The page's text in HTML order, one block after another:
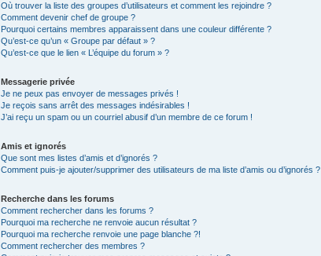
Où trouver la liste des groupes d’utilisateurs et comment les rejoindre ?
Comment devenir chef de groupe ?
Pourquoi certains membres apparaissent dans une couleur différente ?
Qu’est-ce qu’un « Groupe par défaut » ?
Qu’est-ce que le lien « L’équipe du forum » ?
Messagerie privée
Je ne peux pas envoyer de messages privés !
Je reçois sans arrêt des messages indésirables !
J’ai reçu un spam ou un courriel abusif d’un membre de ce forum !
Amis et ignorés
Que sont mes listes d’amis et d’ignorés ?
Comment puis-je ajouter/supprimer des utilisateurs de ma liste d’amis ou d’ignorés ?
Recherche dans les forums
Comment rechercher dans les forums ?
Pourquoi ma recherche ne renvoie aucun résultat ?
Pourquoi ma recherche renvoie une page blanche ?!
Comment rechercher des membres ?